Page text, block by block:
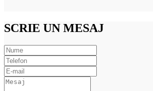
SCRIE UN MESAJ